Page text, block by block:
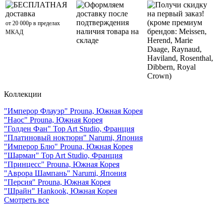
БЕСПЛАТНАЯ
доставка
от 20 000р в пределах
МКАД
Оформляем
доставку после
подтверждения
наличия товара на
складе
Получи скидку
на первый заказ!
(кроме премиум
брендов: Meissen,
Herend, Marie
Daage, Raynaud,
Haviland, Rosenthal,
Dibbern, Royal
Crown)
Коллекции
"Имперор Флауэр" Prouna, Южная Корея
"Наос" Prouna, Южная Корея
"Голден Фан" Top Art Studio, Франция
"Платиновый ноктюрн" Narumi, Япония
"Имперор Блю" Prouna, Южная Корея
"Шарман" Top Art Studio, Франция
"Принцесс" Prouna, Южная Корея
"Аврора Шампань" Narumi, Япония
"Персия" Prouna, Южная Корея
"Шрайн" Hankook, Южная Корея
Смотреть все